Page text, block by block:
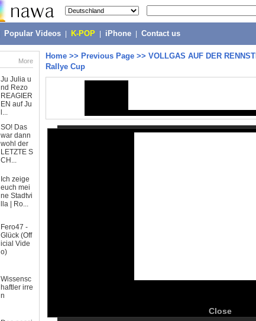
Popular Videos K-POP iPhone Contact us
More
Ju Julia u
nd Rezo
REAGIER
EN auf Ju
l...
SO! Das
war dann
wohl der
LETZTE S
CH...
Ich zeige
euch mei
ne Stadtvi
lla | Ro...
Fero47 -
Glück (Off
icial Vide
o)
Wissensc
haftler irre
n
Home >> Previous Page >> VOLLGAS AUF DER
Rallye Cup
Close